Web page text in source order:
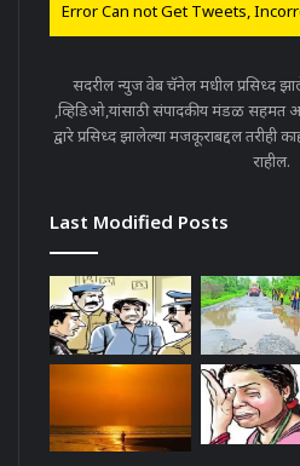
Error Can not Get Tweets,
सदरील न्युज वेब चॅनेल मधील प्रसिध्द
,व्हिडिओ,यांसाठी संपादकीय मंडळ
द्वारे प्रसिध्द झालेल्या मजकूराबद्दल तरीही
राहील.
Last Modified Posts